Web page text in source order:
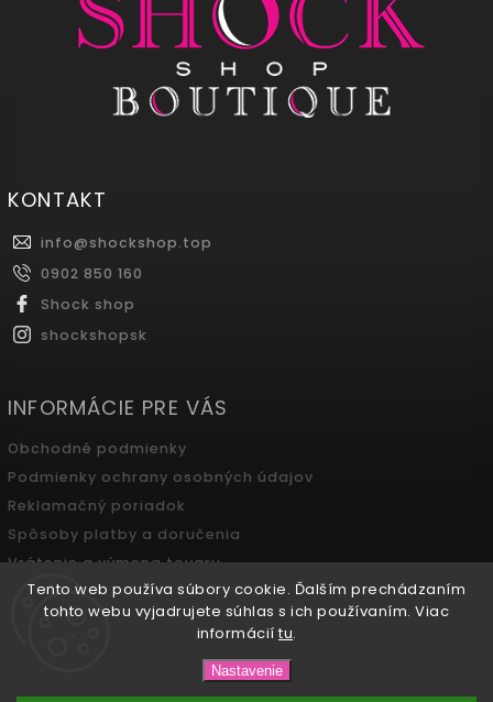
Tento web používa súbory cookie. Ďalším prechádzaním
tohto webu vyjadrujete súhlas s ich používaním. Viac
informácií tu.
Nastavenie
KONTAKT
info@shockshop.top
0902 850 160
Shock shop
shockshopsk
INFORMÁCIE PRE VÁS
Obchodné podmienky
Podmienky ochrany osobných údajov
Reklamačný poriadok
Spôsoby platby a doručenia
Vrátenie a výmena tovaru
Odstúpenie od zmluvy
SHOCK SHOP Boutique
vyhradené.